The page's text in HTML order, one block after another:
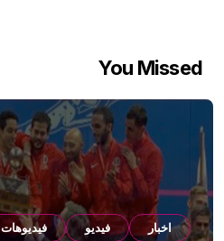
المقالاتYou Missed
اخبار فيديو فيديوهات